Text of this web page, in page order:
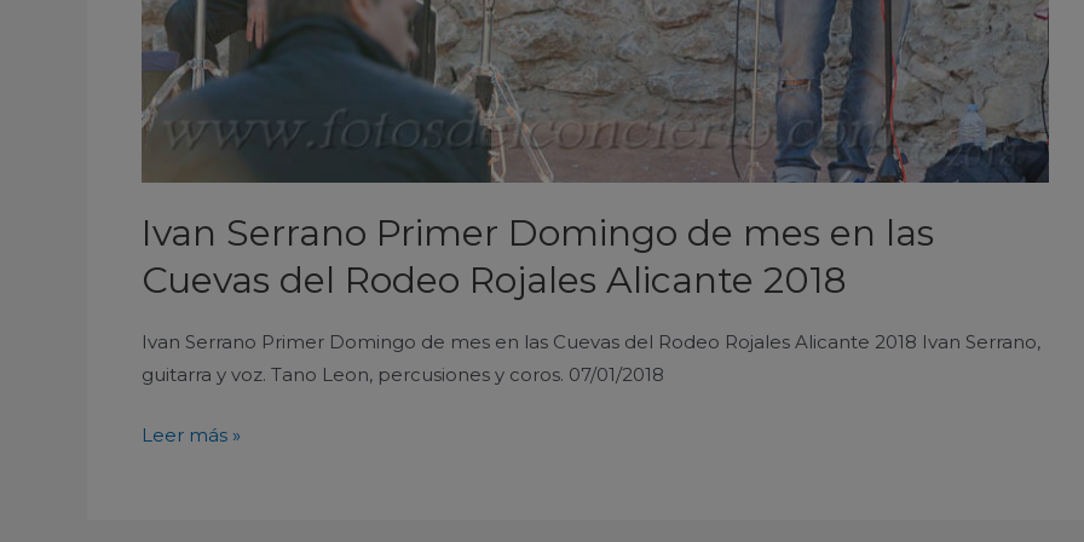
Ivan Serrano Primer Domingo de mes en las
Cuevas del Rodeo Rojales Alicante 2018
Ivan Serrano Primer Domingo de mes en las Cuevas del Rodeo Rojales Alicante 2018 Ivan Serrano,
guitarra y voz. Tano Leon, percusiones y coros. 07/01/2018
2018
Leer más »